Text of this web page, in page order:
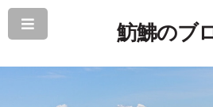
魴鮄のブ